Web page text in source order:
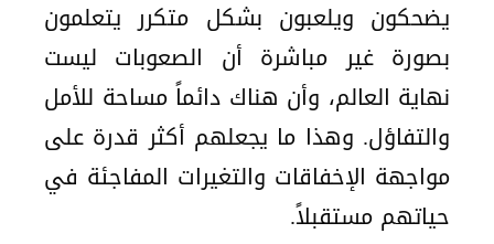
يضحكون ويلعبون بشكل متكرر يتعلمون
بصورة غير مباشرة أن الصعوبات ليست
نهاية العالم، وأن هناك دائماً مساحة للأمل
والتفاؤل. وهذا ما يجعلهم أكثر قدرة على
مواجهة الإخفاقات والتغيرات المفاجئة في
حياتهم مستقبلاً.